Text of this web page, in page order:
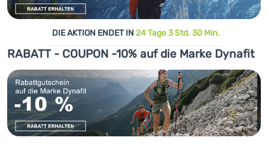
DIE AKTION ENDET IN 24 Tage 3 Std. 30 Min.
RABATT - COUPON -10% auf die Marke Dynafit